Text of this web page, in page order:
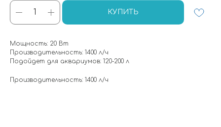
КУПИТЬ
Мощность: 20 Вт
Производительность: 1400 л/ч
Подойдет для аквариумов: 120-200 л
Производительность: 1400 л/ч